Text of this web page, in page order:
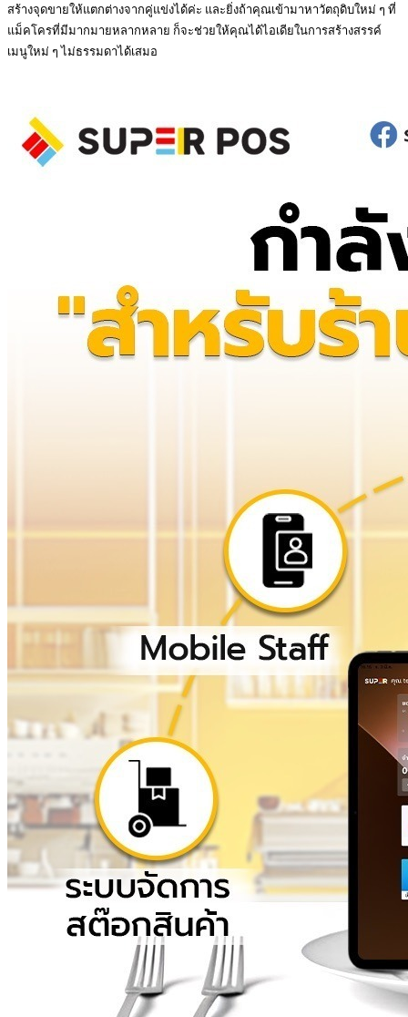
สร้างจุดขายให้แตกต่างจากคู่แข่งได้ค่ะ และยิ่งถ้าคุณเข้ามาหาวัตถุดิบใหม่ ๆ ที่
แม็คโครที่มีมากมายหลากหลาย ก็จะช่วยให้คุณได้ไอเดียในการสร้างสรรค์
เมนูใหม่ ๆ ไม่ธรรมดาได้เสมอ